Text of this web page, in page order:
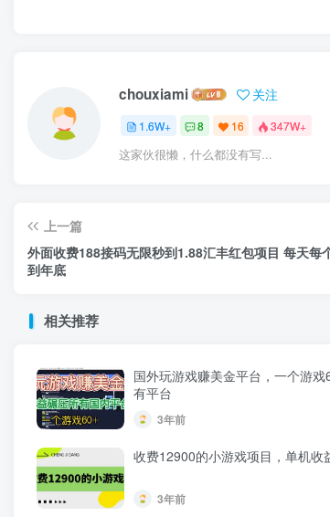
chouxiami 关注
1.6W+ 8 16 347W+
这家伙很懒，什么都没有写...
上一篇
外面收费188接码无限秒到1.88汇丰红包项目 每天每
到年底
相关推荐
国外玩游戏赚美金平台，一个游
有平台
3年前
收费12900的小游戏项目，单机收
3年前